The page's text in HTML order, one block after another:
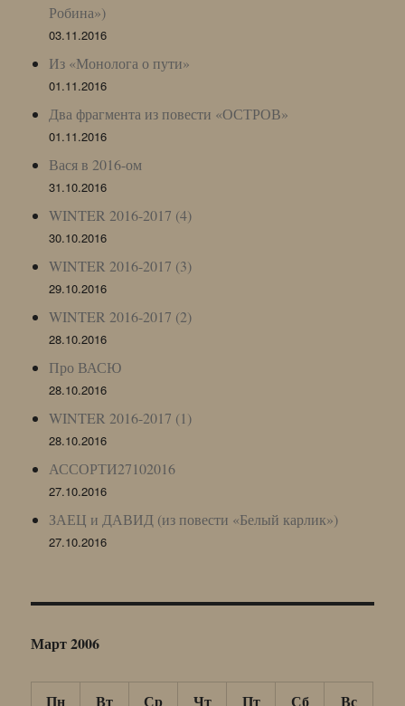
Робина»)
03.11.2016
Из «Монолога о пути»
01.11.2016
Два фрагмента из повести «ОСТРОВ»
01.11.2016
Вася в 2016-ом
31.10.2016
WINTER 2016-2017 (4)
30.10.2016
WINTER 2016-2017 (3)
29.10.2016
WINTER 2016-2017 (2)
28.10.2016
Про ВАСЮ
28.10.2016
WINTER 2016-2017 (1)
28.10.2016
АССОРТИ27102016
27.10.2016
ЗАЕЦ и ДАВИД (из повести «Белый карлик»)
27.10.2016
Март 2006
Пн Вт Ср Чт Пт Сб
Вс